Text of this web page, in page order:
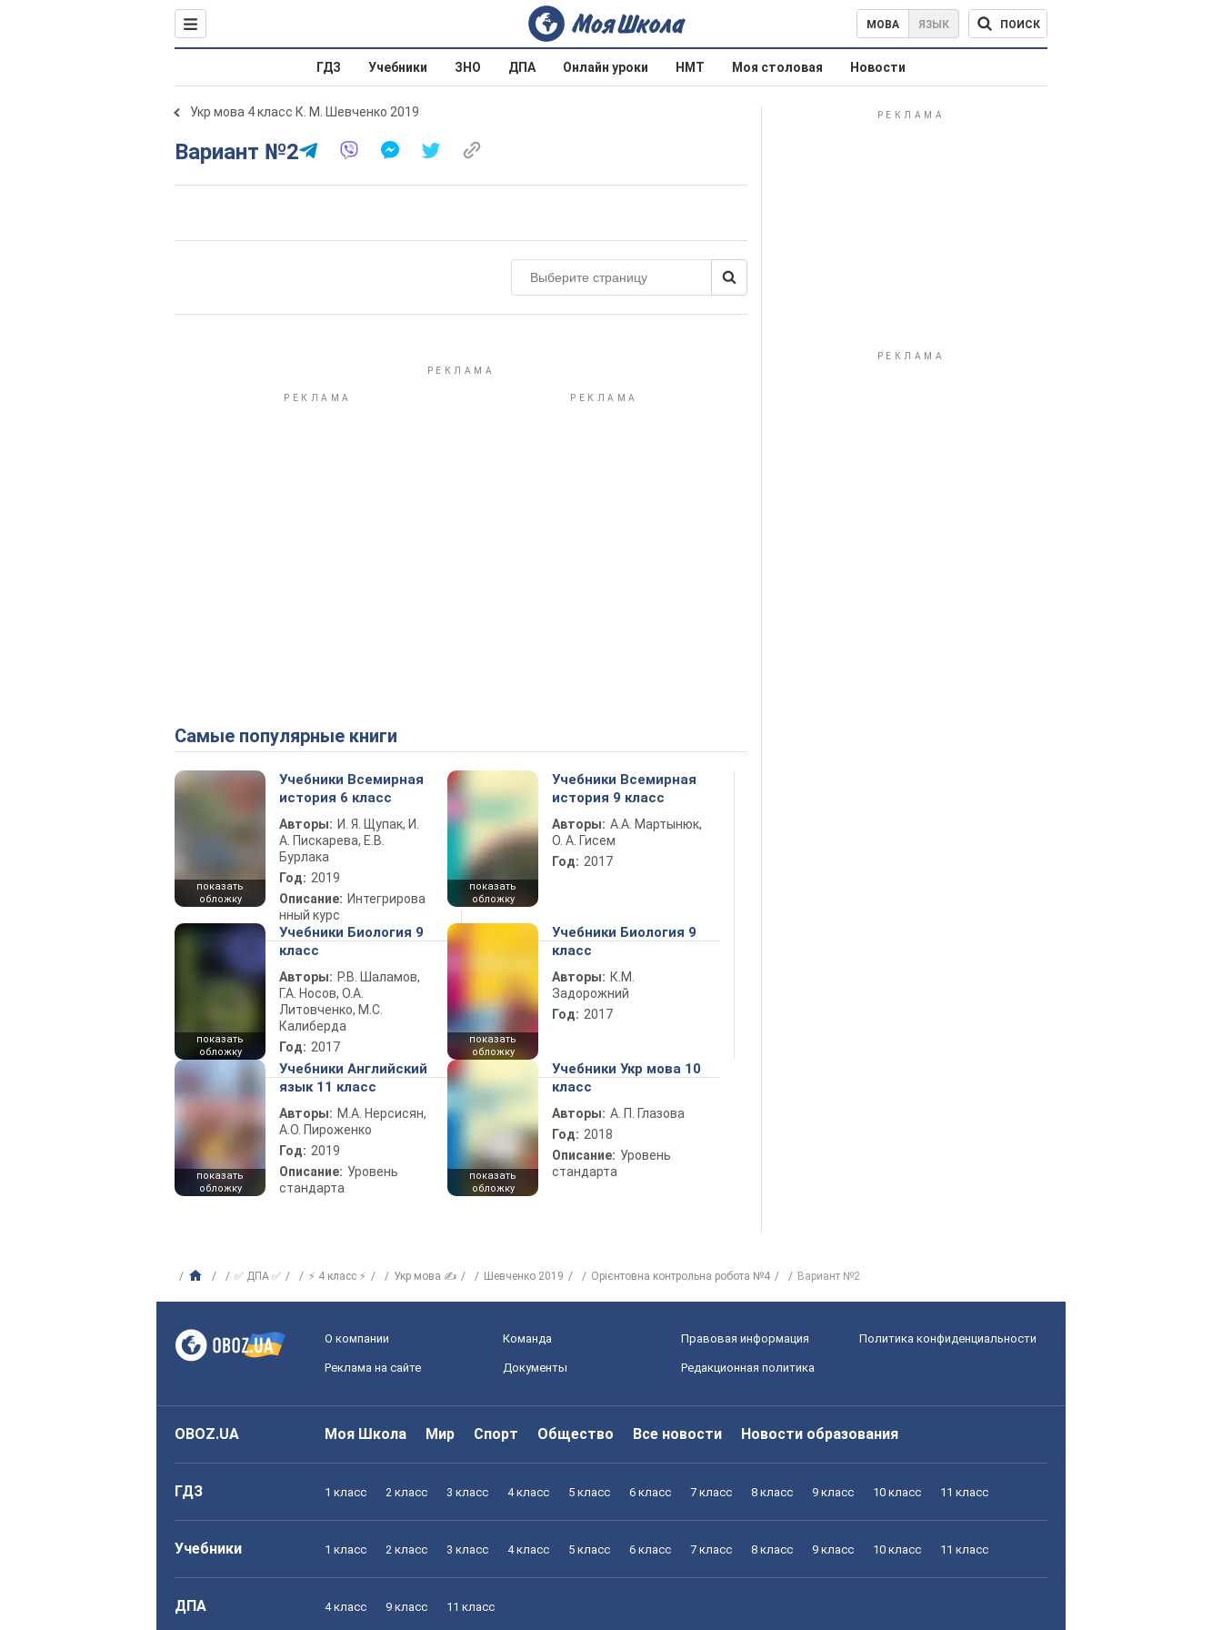
МОВА ЯЗЫК ПОИСК
ГДЗ Учебники ЗНО ДПА Онлайн уроки НМТ Моя столовая Новости
Укр мова 4 класс К. М. Шевченко 2019
Вариант №2
Самые популярные книги
показать
обложку
Учебники Всемирная
история 6 класс
Авторы: И. Я. Щупак, И.
А. Пискарева, Е.В.
Бурлака
Год: 2019
Описание: Интегрирова
нный курс
показать
обложку
Учебники Всемирная
история 9 класс
Авторы: А.А. Мартынюк,
О. А. Гисем
Год: 2017
показать
обложку
Учебники Биология 9
класс
Авторы: Р.В. Шаламов,
Г.А. Носов, О.А.
Литовченко, М.С.
Калиберда
Год: 2017
показать
обложку
Учебники Биология 9
класс
Авторы: К.М.
Задорожний
Год: 2017
показать
обложку
Учебники Английский
язык 11 класс
Авторы: М.А. Нерсисян,
А.О. Пироженко
Год: 2019
Описание: Уровень
стандарта
показать
обложку
Учебники Укр мова 10
класс
Авторы: А. П. Глазова
Год: 2018
Описание: Уровень
стандарта
✅ ДПА ✅ ⚡ 4 класс ⚡ Укр мова ✍ Шевченко 2019 Орієнтовна контрольна робота №4 Вариант №2
О компании Команда Правовая информация Политика конфиденциальности
Реклама на сайте Документы Редакционная политика
OBOZ.UA Моя Школа Мир Спорт Общество Все новости Новости образования
ГДЗ 1 класс 2 класс 3 класс 4 класс 5 класс 6 класс 7 класс 8 класс 9 класс 10 класс 11 класс
Учебники 1 класс 2 класс 3 класс 4 класс 5 класс 6 класс 7 класс 8 класс 9 класс 10 класс 11 класс
ДПА 4 класс 9 класс 11 класс